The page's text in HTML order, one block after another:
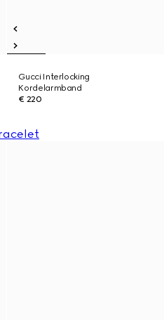
Gucci Interlocking
Kordelarmband
€ 220